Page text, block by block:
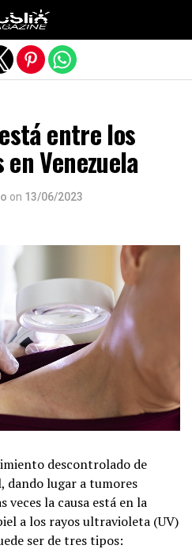
entre los
Venezuela
on 13/06/2023
descontrolado de
dando lugar a tumores
veces la causa está en la
a los rayos ultravioleta (UV)
ser de tres tipos:
versión móvil